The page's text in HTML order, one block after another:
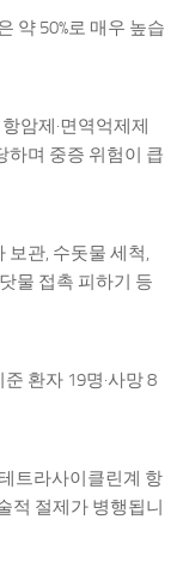
약 50%로 매우 높습
암제·면역억제제
하며 중증 위험이 큽
보관, 수돗물 세척,
물 접촉 피하기 등
환자 19명·사망 8
트라사이클린계 항
적 절제가 병행됩니